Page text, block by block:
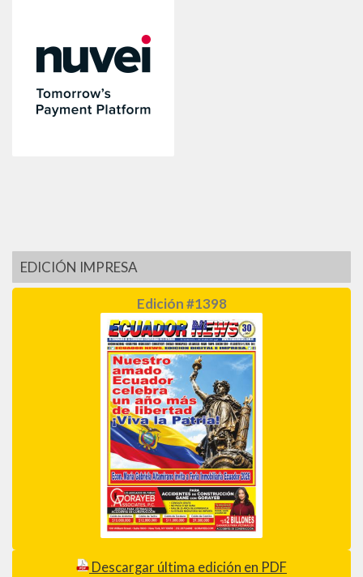
EDICIÓN IMPRESA
Edición #1398
Descargar última edición en PDF